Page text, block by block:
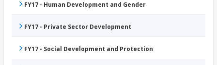
FY17 - Human Development and Gender
FY17 - Private Sector Development
FY17 - Social Development and Protection